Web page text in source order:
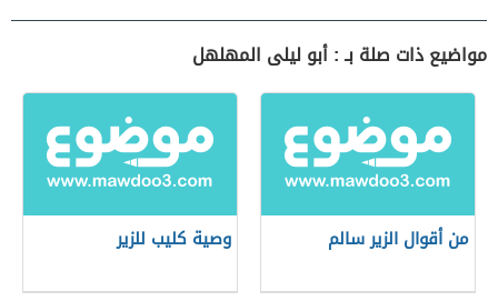
مواضيع ذات صلة بـ : أبو ليلى المهلهل
من أقوال الزير سالم وصية كليب للزير